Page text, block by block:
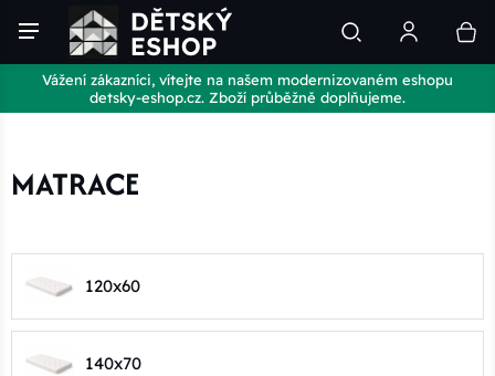
Vážení zákazníci, vítejte na našem modernizovaném eshopu
detsky-eshop.cz. Zboží průběžně doplňujeme.
MATRACE
120x60
140x70